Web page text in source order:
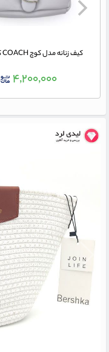
کیف زنانه مدل کوچ COACH کد86268
۴,۲۰۰,۰۰۰